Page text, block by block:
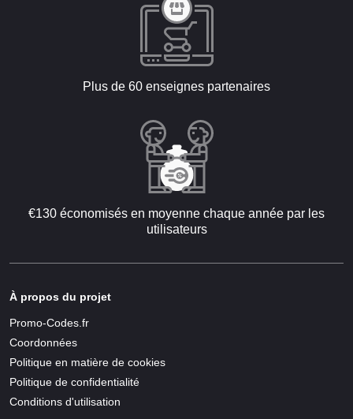
Plus de 60 enseignes partenaires
€130 économisés en moyenne chaque année par les
utilisateurs
À propos du projet
Promo-Codes.fr
Coordonnées
Politique en matière de cookies
Politique de confidentialité
Conditions d'utilisation